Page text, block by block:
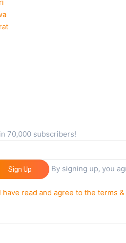
70,000 subscribers!
Sign Up By signing up, you
I have read and agree to the terms